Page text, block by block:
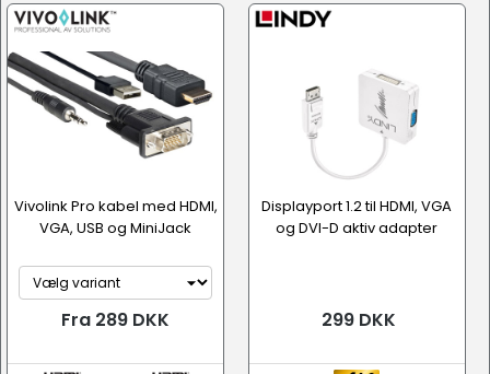
Vivolink Pro kabel med HDMI,
VGA, USB og MiniJack
Fra 289 DKK
Displayport 1.2 til HDMI, VGA
og DVI-D aktiv adapter
299 DKK